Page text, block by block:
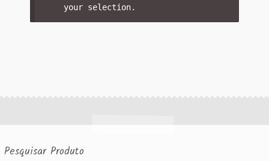
your selection.
Pesquisar Produto